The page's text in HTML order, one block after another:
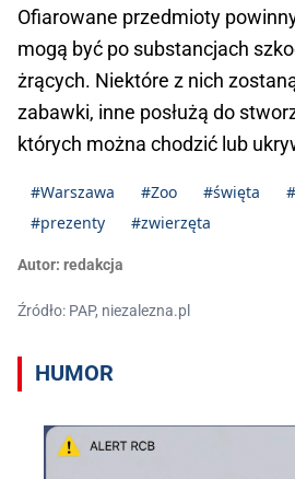
Ofiarowane przedmioty
mogą być po substancjach
żrących. Niektóre z nich
zabawki, inne posłużą do
których można chodzić lub
#Warszawa #Zoo #święta
#prezenty
#zwierzęta
Autor: redakcja
Źródło: PAP, niezalezna.pl
HUMOR